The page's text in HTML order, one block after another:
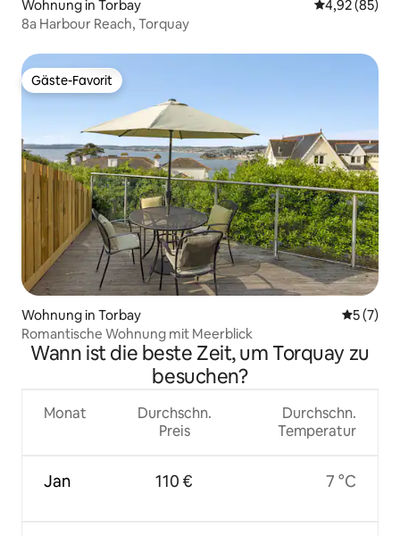
Wohnung in Torbay
4,92 (85)
8a Harbour Reach, Torquay
Gäste-Favorit
Gäste-Favorit
Wohnung in Torbay
5 (7)
Romantische Wohnung mit Meerblick
Wann ist die beste Zeit, um Torquay zu
besuchen?
Monat
Jan
Durchschn.
Preis
110 €
Durchschn.
Temperatur
7 °C